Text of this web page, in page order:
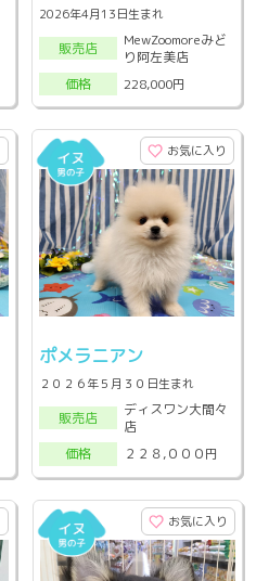
2026年4月13日生まれ
販売店
MewZoomoreみど
り阿左美店
価格
228,000円
お気に入り
ポメラニアン
２０２６年５月３０日生まれ
販売店
ディスワン大間々
店
価格
２２８,０００円
お気に入り